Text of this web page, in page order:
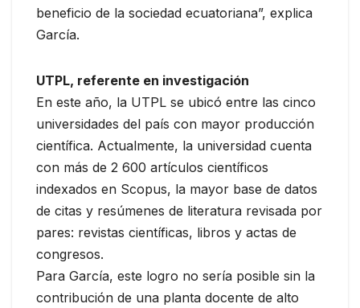
beneficio de la sociedad ecuatoriana”, explica
García.
UTPL, referente en investigación
En este año, la UTPL se ubicó entre las cinco
universidades del país con mayor producción
científica. Actualmente, la universidad cuenta
con más de 2 600 artículos científicos
indexados en Scopus, la mayor base de datos
de citas y resúmenes de literatura revisada por
pares: revistas científicas, libros y actas de
congresos.
Para García, este logro no sería posible sin la
contribución de una planta docente de alto